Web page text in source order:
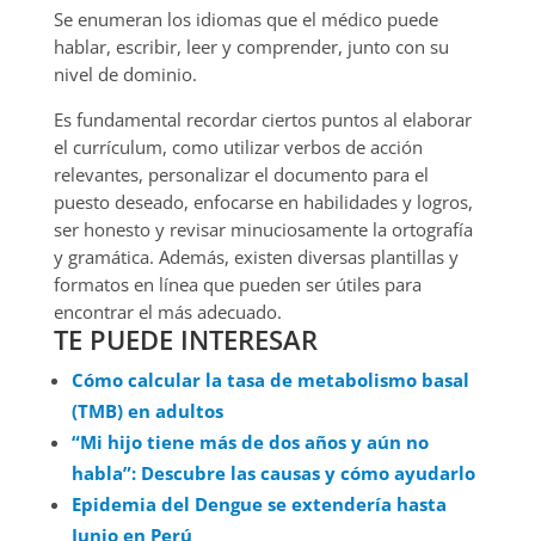
Se enumeran los idiomas que el médico puede
hablar, escribir, leer y comprender, junto con su
nivel de dominio.
Es fundamental recordar ciertos puntos al elaborar
el currículum, como utilizar verbos de acción
relevantes, personalizar el documento para el
puesto deseado, enfocarse en habilidades y logros,
ser honesto y revisar minuciosamente la ortografía
y gramática. Además, existen diversas plantillas y
formatos en línea que pueden ser útiles para
encontrar el más adecuado.
TE PUEDE INTERESAR
Cómo calcular la tasa de metabolismo basal
(TMB) en adultos
“Mi hijo tiene más de dos años y aún no
habla”: Descubre las causas y cómo ayudarlo
Epidemia del Dengue se extendería hasta
Junio en Perú